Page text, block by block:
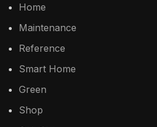
Home
Maintenance
Reference
Smart Home
Green
Shop